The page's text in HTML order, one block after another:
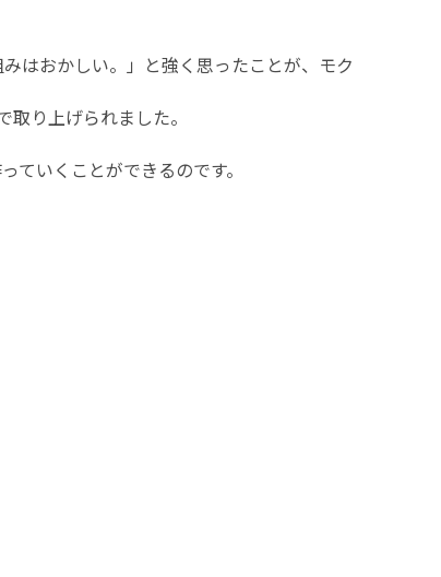
はおかしい。」と強く思ったことが、モク
り上げられました。
ていくことができるのです。